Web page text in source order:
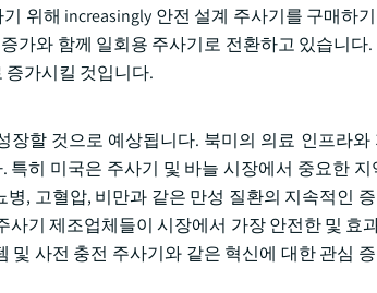
위해 increasingly 안전 설계 주사기를 구매하
가와 함께 일회용 주사기로 전환하고 있습니다.
증가시킬 것입니다.
장할 것으로 예상됩니다. 북미의 의료 인프라
히 미국은 주사기 및 바늘 시장에서 중요한 지
, 고혈압, 비만과 같은 만성 질환의 지속적인
기 제조업체들이 시장에서 가장 안전한 및 효
사전 충전 주사기와 같은 혁신에 대한 관심